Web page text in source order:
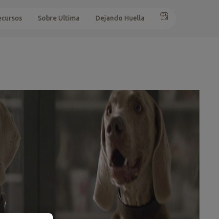
Sobre Ultima Dejando Huella